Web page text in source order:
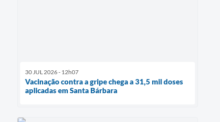
30 JUL 2026 - 12h07
Vacinação contra a gripe chega a 31,5 mil doses
aplicadas em Santa Bárbara